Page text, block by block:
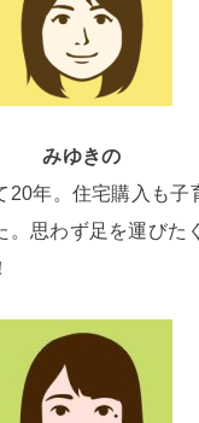
みゆきの
20年。住宅購入も子
。思わず足を運びた